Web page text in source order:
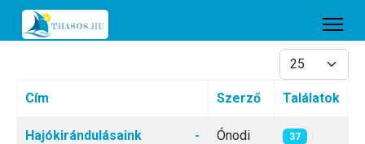
Tételek #
Cím Szerző Találatok
Hajókirándulásaink -
Ónodi
37